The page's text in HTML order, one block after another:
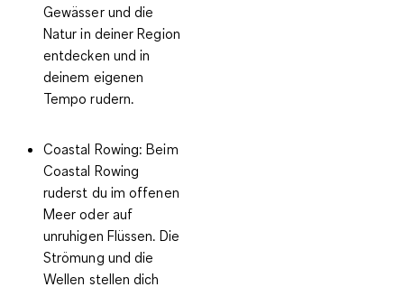
Gewässer und die
Natur in deiner Region
entdecken und in
deinem eigenen
Tempo rudern.
Coastal Rowing: Beim
Coastal Rowing
ruderst du im offenen
Meer oder auf
unruhigen Flüssen. Die
Strömung und die
Wellen stellen dich